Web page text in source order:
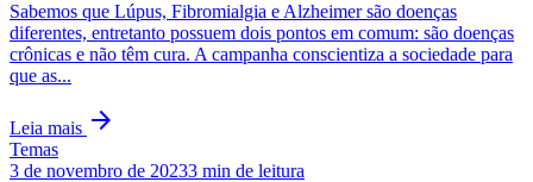
Sabemos que Lúpus, Fibromialgia e Alzheimer são doenças
diferentes, entretanto possuem dois pontos em comum: são doenças
crônicas e não têm cura. A campanha conscientiza a sociedade para
que as...
Leia mais arrow_forward
Temas
3 de novembro de 20233 min de leitura